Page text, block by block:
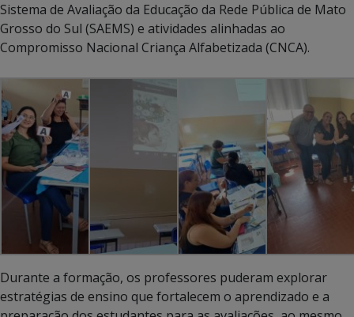
Sistema de Avaliação da Educação da Rede Pública de Mato
Grosso do Sul (SAEMS) e atividades alinhadas ao
Compromisso Nacional Criança Alfabetizada (CNCA).
Durante a formação, os professores puderam explorar
estratégias de ensino que fortalecem o aprendizado e a